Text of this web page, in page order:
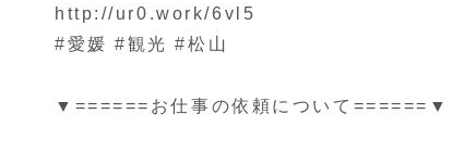
http://ur0.work/6vl5
#愛媛 #観光 #松山
▼======お仕事の依頼について======▼